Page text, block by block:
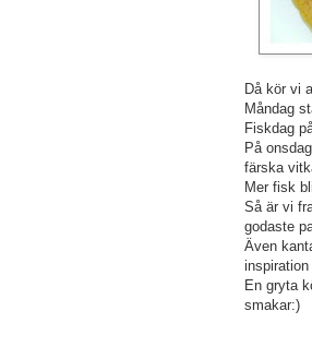
Då kör vi
Måndag
Fiskdag
På
färska
Mer fisk
Så är vi
godaste
Även
En gryta
smakar:)